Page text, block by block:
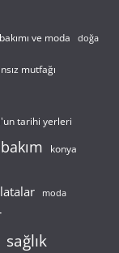
ve moda doğa
mutfağı
tarihi yerleri
konya
moda
sağlık